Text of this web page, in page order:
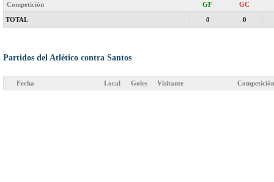
Competición
GF GC
TOTAL 0 0
Partidos del Atlético contra Santos
Fecha Local Goles Visitante Competición